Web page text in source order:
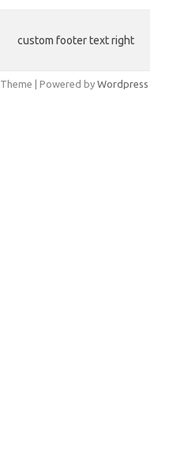
custom footer text right
Theme | Powered by Wordpress